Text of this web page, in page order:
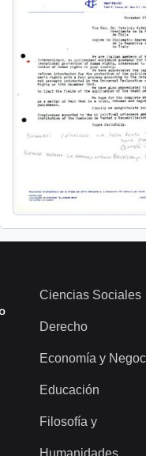
Ciencias Sociales
Derecho
Economía y
Educación
Filosofía y
Humanidades